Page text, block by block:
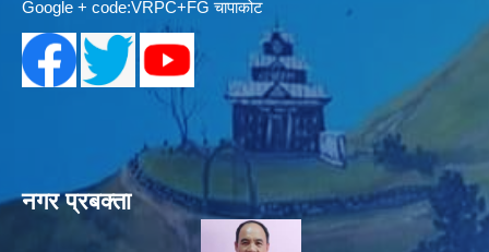
Google + code:VRPC+FG चापाकोट
नगर प्रबक्ता